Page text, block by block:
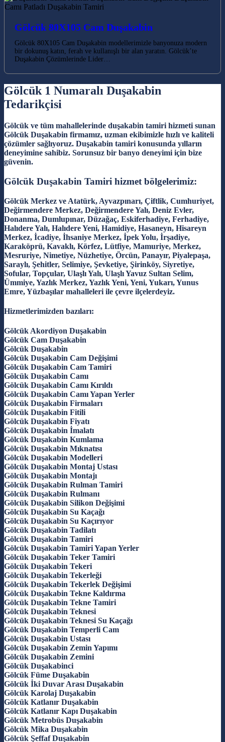
Gölcük 80X105 Cam Duşakabin
Gölcük 80X105 Cam Duşakabin modellerimizle banyonuza modern
bir dokunuş katın, ferah ve kullanışlı bir alan yaratın. Gölcük’te
Duşakabin Çözümlerinde Lider…
Gölcük 1 Numaralı Duşakabin
Tedarikçisi
Gölcük ve tüm mahallelerinde duşakabin tamiri hizmeti sunan
Gölcük Duşakabin firmamız, uzman ekibimizle hızlı ve kaliteli
çözümler sağlıyoruz. Duşakabin tamiri konusunda yılların
deneyimine sahibiz. Sorunsuz bir banyo deneyimi için bize
güvenin.
Gölcük Duşakabin Tamiri hizmet bölgelerimiz:
Gölcük Merkez ve Atatürk, Ayvazpınarı, Çiftlik, Cumhuriyet,
Değirmendere Merkez, Değirmendere Yalı, Deniz Evler,
Donanma, Dumlupınar, Düzağaç, Eskiferhadiye, Ferhadiye,
Halıdere Yalı, Halıdere Yeni, Hamidiye, Hasaneyn, Hisareyn
Merkez, İcadiye, İhsaniye Merkez, İpek Yolu, İrşadiye,
Karaköprü, Kavaklı, Körfez, Lütfiye, Mamuriye, Merkez,
Mesruriye, Nimetiye, Nüzhetiye, Örcün, Panayır, Piyalepaşa,
Saraylı, Şehitler, Selimiye, Şevketiye, Şirinköy, Siyretiye,
Sofular, Topçular, Ulaşlı Yalı, Ulaşlı Yavuz Sultan Selim,
Ümmiye, Yazlık Merkez, Yazlık Yeni, Yeni, Yukarı, Yunus
Emre, Yüzbaşılar mahalleleri ile çevre ilçelerdeyiz.
Hizmetlerimizden bazıları:
Gölcük Akordiyon Duşakabin
Gölcük Cam Duşakabin
Gölcük Duşakabin
Gölcük Duşakabin Cam Değişimi
Gölcük Duşakabin Cam Tamiri
Gölcük Duşakabin Camı
Gölcük Duşakabin Camı Kırıldı
Gölcük Duşakabin Camı Yapan Yerler
Gölcük Duşakabin Firmaları
Gölcük Duşakabin Fitili
Gölcük Duşakabin Fiyatı
Gölcük Duşakabin İmalatı
Gölcük Duşakabin Kumlama
Gölcük Duşakabin Mıknatısı
Gölcük Duşakabin Modelleri
Gölcük Duşakabin Montaj Ustası
Gölcük Duşakabin Montajı
Gölcük Duşakabin Rulman Tamiri
Gölcük Duşakabin Rulmanı
Gölcük Duşakabin Silikon Değişimi
Gölcük Duşakabin Su Kaçağı
Gölcük Duşakabin Su Kaçırıyor
Gölcük Duşakabin Tadilatı
Gölcük Duşakabin Tamiri
Gölcük Duşakabin Tamiri Yapan Yerler
Gölcük Duşakabin Teker Tamiri
Gölcük Duşakabin Tekeri
Gölcük Duşakabin Tekerleği
Gölcük Duşakabin Tekerlek Değişimi
Gölcük Duşakabin Tekne Kaldırma
Gölcük Duşakabin Tekne Tamiri
Gölcük Duşakabin Teknesi
Gölcük Duşakabin Teknesi Su Kaçağı
Gölcük Duşakabin Temperli Cam
Gölcük Duşakabin Ustası
Gölcük Duşakabin Zemin Yapımı
Gölcük Duşakabin Zemini
Gölcük Duşakabinci
Gölcük Füme Duşakabin
Gölcük İki Duvar Arası Duşakabin
Gölcük Karolaj Duşakabin
Gölcük Katlanır Duşakabin
Gölcük Katlanır Kapı Duşakabin
Gölcük Metrobüs Duşakabin
Gölcük Mika Duşakabin
Gölcük Şeffaf Duşakabin